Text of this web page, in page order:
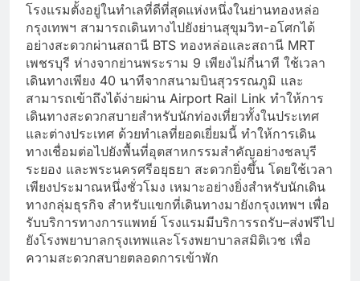
โรงแรมตั้งอยู่ในทำเลที่ดีที่สุดแห่งหนึ่งในย่านทองหล่อ
กรุงเทพฯ สามารถเดินทางไปยังย่านสุขุมวิท-อโศกได้
อย่างสะดวกผ่านสถานี BTS ทองหล่อและสถานี MRT
เพชรบุรี ห่างจากย่านพระราม 9 เพียงไม่กี่นาที ใช้เวลา
เดินทางเพียง 40 นาทีจากสนามบินสุวรรณภูมิ และ
สามารถเข้าถึงได้ง่ายผ่าน Airport Rail Link ทำให้การ
เดินทางสะดวกสบายสำหรับนักท่องเที่ยวทั้งในประเทศ
และต่างประเทศ ด้วยทำเลที่ยอดเยี่ยมนี้ ทำให้การเดิน
ทางเชื่อมต่อไปยังพื้นที่อุตสาหกรรมสำคัญอย่างชลบุรี
ระยอง และพระนครศรีอยุธยา สะดวกยิ่งขึ้น โดยใช้เวลา
เพียงประมาณหนึ่งชั่วโมง เหมาะอย่างยิ่งสำหรับนักเดิน
ทางกลุ่มธุรกิจ สำหรับแขกที่เดินทางมายังกรุงเทพฯ เพื่อ
รับบริการทางการแพทย์ โรงแรมมีบริการรถรับ–ส่งฟรีไป
ยังโรงพยาบาลกรุงเทพและโรงพยาบาลสมิติเวช เพื่อ
ความสะดวกสบายตลอดการเข้าพัก